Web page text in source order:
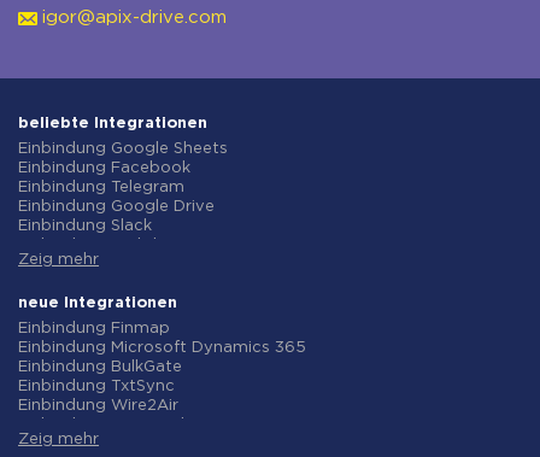
igor@apix-drive.com
beliebte Integrationen
Einbindung Google Sheets
Einbindung Facebook
Einbindung Telegram
Einbindung Google Drive
Einbindung Slack
Einbindung Gmail
Einbindung ClickUp
Einbindung Airtable
Einbindung Google Contacts
Einbindung OpenAI (ChatGPT)
Einbindung Instagram
Einbindung ActiveCampaign
Einbindung Typeform
Einbindung Salesforce CRM
Zeig mehr
neue Integrationen
Einbindung Finmap
Einbindung Microsoft Dynamics 365
Einbindung BulkGate
Einbindung TxtSync
Einbindung Wire2Air
Einbindung Infobip
Zeig mehr